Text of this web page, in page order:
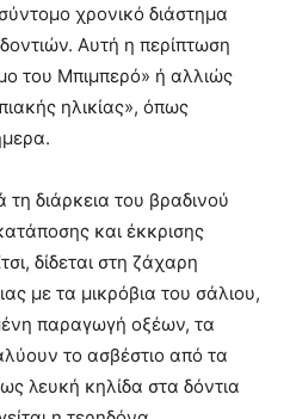
χρονικό διάστημα
Αυτή η περίπτωση
του Μπιμπερό» ή αλλιώς
ηλικίας», όπως
τη διάρκεια του βραδινού
και έκκρισης
δίδεται στη ζάχαρη
με τα μικρόβια του σάλιου,
παραγωγή οξέων, τα
το ασβέστιο από τα
λευκή κηλίδα στα δόντια